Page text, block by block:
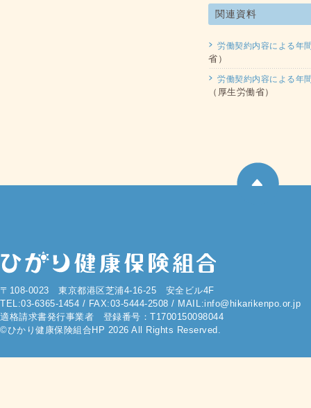
関連資料
労働契約内容による年
省）
労働契約内容による年
（厚生労働省）
〒108-0023 東京都港区芝浦4-16-25 安全ビル4F
TEL:03-6365-1454 / FAX:03-5444-2508 / MAIL:info@hikarikenpo.or.jp
適格請求書発行事業者 登録番号：T1700150098044
©ひかり健康保険組合HP 2026 All Rights Reserved.